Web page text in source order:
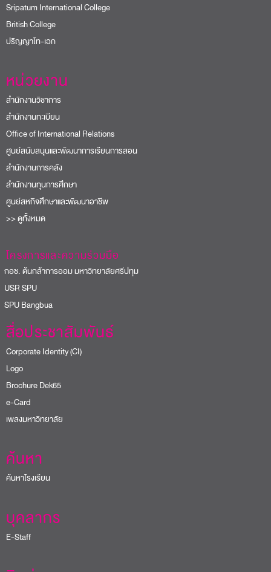
Sripatum International College
British College
ปริญญาโท-เอก
หน่วยงาน
สำนักงานวิชาการ
สำนักงานทะเบียน
Office of International Relations
ศูนย์สนับสนุนและพัฒนาการเรียนการสอน
สำนักงานการคลัง
สำนักงานทุนการศึกษา
ศูนย์สหกิจศึกษาและพัฒนาอาชีพ
>> ดูทั้งหมด
โครงการและความร่วมมือ
ช. ต้นกล้าการออม มหาวิทยาลัยศรีปทุม
SPU
Bangbua
สื่อประชาสัมพันธ์
Corporate Identity (CI)
Logo
Brochure Dek65
e-Card
เพลงมหาวิทยาลัย
ค้นหา
ค้นหาโรงเรียน
บุคลากร
E-Staff